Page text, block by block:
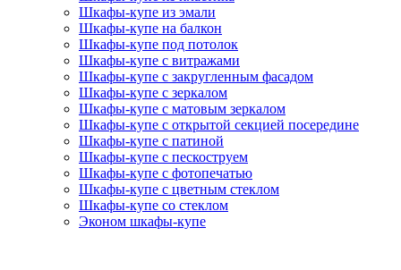
Шкафы-купе из эмали
Шкафы-купе на балкон
Шкафы-купе под потолок
Шкафы-купе с витражами
Шкафы-купе с закругленным фасадом
Шкафы-купе с зеркалом
Шкафы-купе с матовым зеркалом
Шкафы-купе с открытой секцией посередине
Шкафы-купе с патиной
Шкафы-купе с пескоструем
Шкафы-купе с фотопечатью
Шкафы-купе с цветным стеклом
Шкафы-купе со стеклом
Эконом шкафы-купе